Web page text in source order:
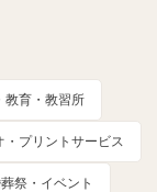
教育・教習所
・プリントサービス
祭・イベント